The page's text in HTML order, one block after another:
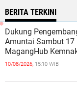
BERITA TERKINI
Dukung
Amuntai Sambut 17
MagangHub
10/08/2026, 15:10 WIB